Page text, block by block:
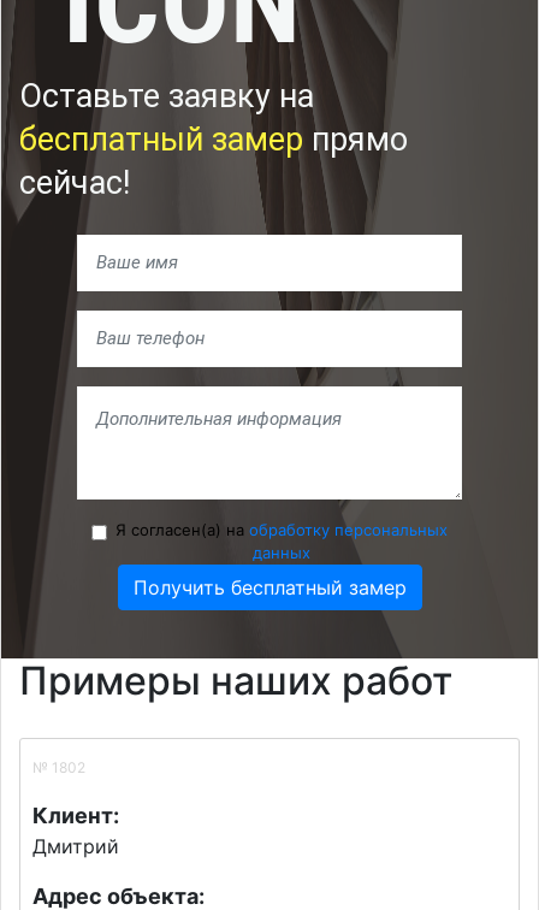
Оставьте заявку на
бесплатный замер прямо
сейчас!
Я согласен(а) на обработку персональных
данных
Получить бесплатный замер
Примеры наших работ
№ 1802
Клиент:
Дмитрий
Адрес объекта: